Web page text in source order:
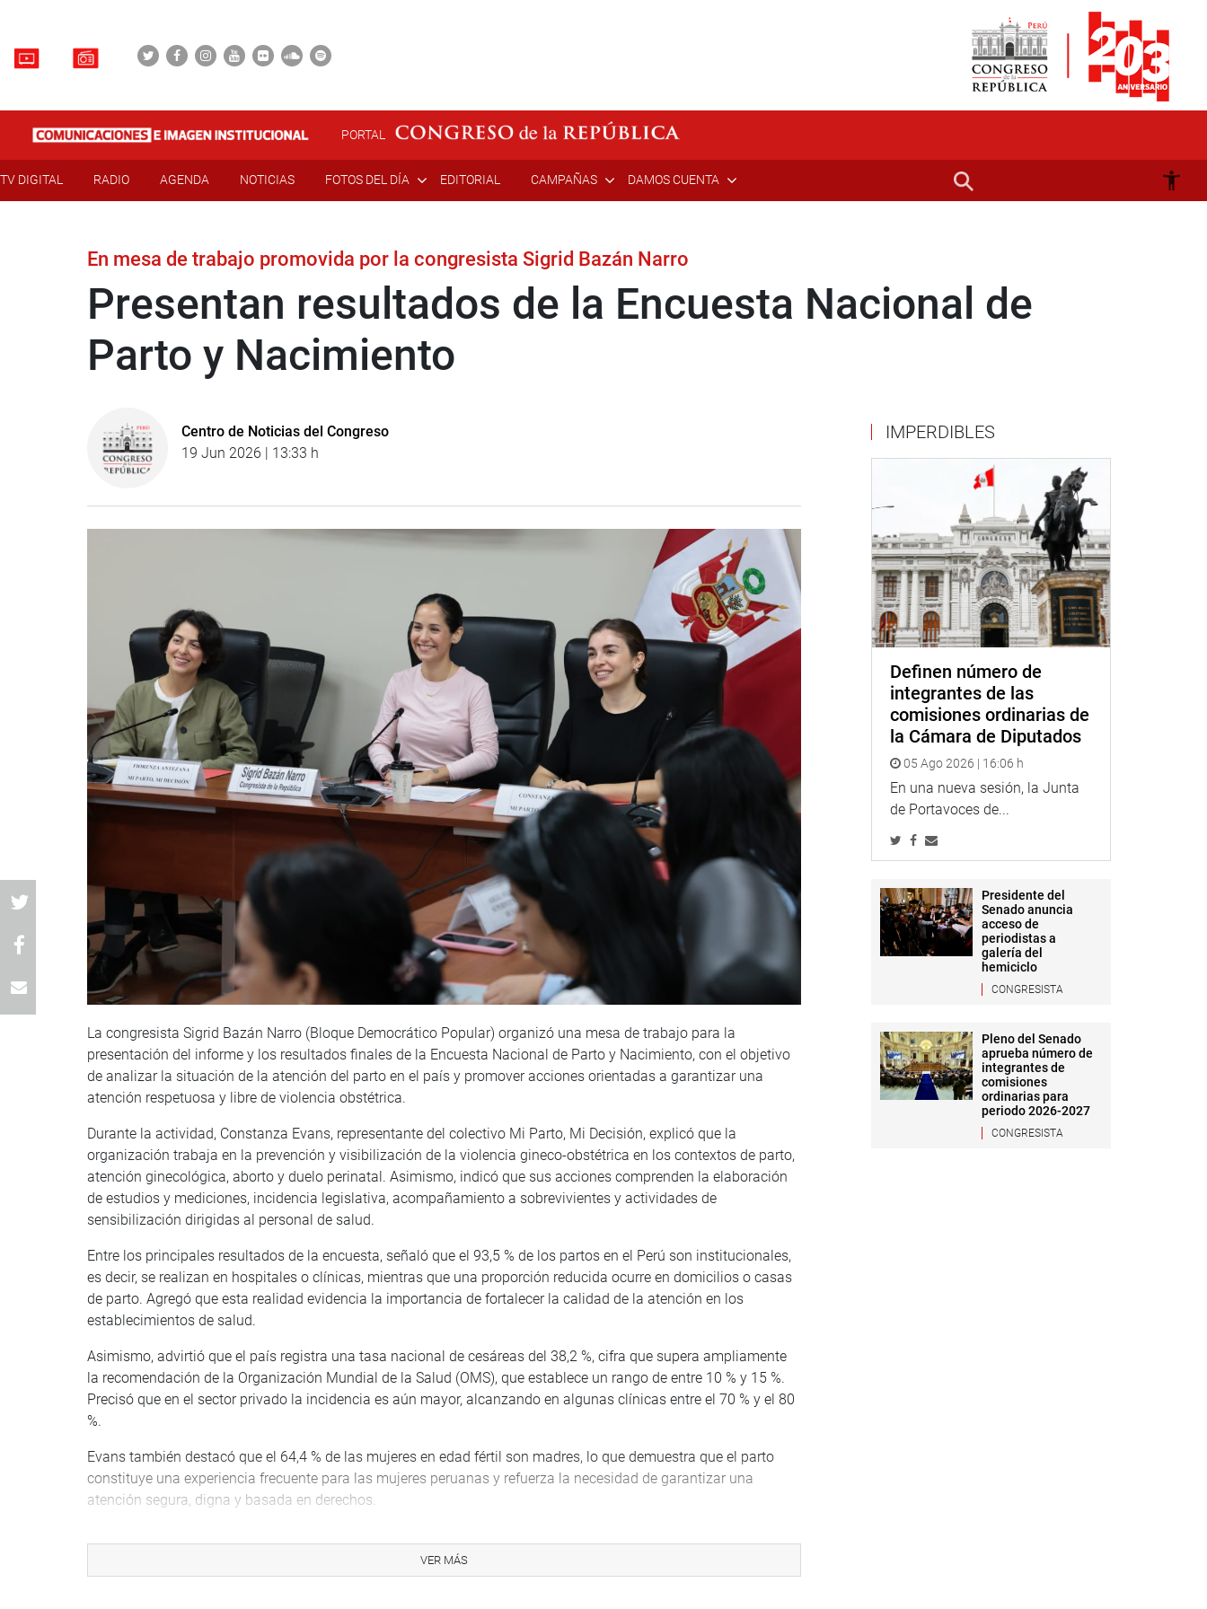
PORTAL
TV DIGITAL RADIO AGENDA NOTICIAS FOTOS DEL DÍA EDITORIAL CAMPAÑAS DAMOS CUENTA
En mesa de trabajo promovida por la congresista Sigrid Bazán Narro
Presentan resultados de la Encuesta Nacional de
Parto y Nacimiento
Centro de Noticias del Congreso
19 Jun 2026 | 13:33 h
La congresista Sigrid Bazán Narro (Bloque Democrático Popular) organizó una mesa de trabajo para la
presentación del informe y los resultados finales de la Encuesta Nacional de Parto y Nacimiento, con el objetivo
de analizar la situación de la atención del parto en el país y promover acciones orientadas a garantizar una
atención respetuosa y libre de violencia obstétrica.
Durante la actividad, Constanza Evans, representante del colectivo Mi Parto, Mi Decisión, explicó que la
organización trabaja en la prevención y visibilización de la violencia gineco-obstétrica en los contextos de parto,
atención ginecológica, aborto y duelo perinatal. Asimismo, indicó que sus acciones comprenden la elaboración
de estudios y mediciones, incidencia legislativa, acompañamiento a sobrevivientes y actividades de
sensibilización dirigidas al personal de salud.
Entre los principales resultados de la encuesta, señaló que el 93,5 % de los partos en el Perú son institucionales,
es decir, se realizan en hospitales o clínicas, mientras que una proporción reducida ocurre en domicilios o casas
de parto. Agregó que esta realidad evidencia la importancia de fortalecer la calidad de la atención en los
establecimientos de salud.
Asimismo, advirtió que el país registra una tasa nacional de cesáreas del 38,2 %, cifra que supera ampliamente
la recomendación de la Organización Mundial de la Salud (OMS), que establece un rango de entre 10 % y 15 %.
Precisó que en el sector privado la incidencia es aún mayor, alcanzando en algunas clínicas entre el 70 % y el 80
%.
Evans también destacó que el 64,4 % de las mujeres en edad fértil son madres, lo que demuestra que el parto
constituye una experiencia frecuente para las mujeres peruanas y refuerza la necesidad de garantizar una
atención segura, digna y basada en derechos.
Ministerio de la Mujer y Poblaciones Vulnerables (MIMP), así como integrantes de diversos colectivos de la
sociedad civil vinculados a la salud materna y los derechos de las mujeres.
VER MÁS
IMPERDIBLES
Definen número de
integrantes de las
comisiones ordinarias de
la Cámara de Diputados
05 Ago 2026 | 16:06 h
En una nueva sesión, la Junta
de Portavoces de...
Presidente del
Senado anuncia
acceso de
periodistas a
galería del
hemiciclo
CONGRESISTA
Pleno del Senado
aprueba número de
integrantes de
comisiones
ordinarias para
periodo 2026-2027
CONGRESISTA